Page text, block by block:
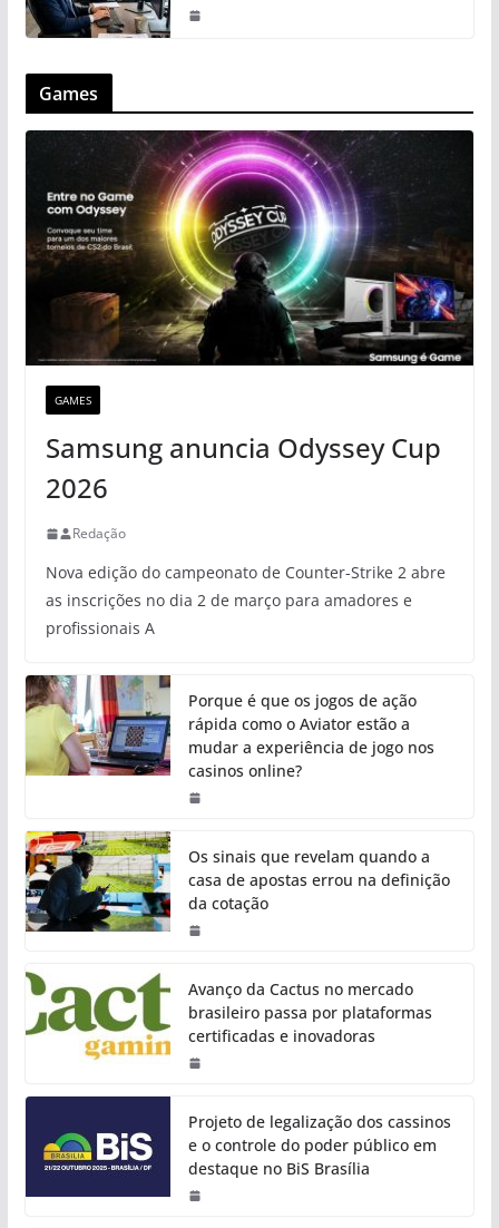
Games
GAMES
Samsung anuncia Odyssey Cup
2026
Redação
Nova edição do campeonato de Counter-Strike 2 abre
as inscrições no dia 2 de março para amadores e
profissionais A
Porque é que os jogos de ação
rápida como o Aviator estão a
mudar a experiência de jogo nos
casinos online?
Os sinais que revelam quando a
casa de apostas errou na definição
da cotação
Avanço da Cactus no mercado
brasileiro passa por plataformas
certificadas e inovadoras
Projeto de legalização dos cassinos
e o controle do poder público em
destaque no BiS Brasília